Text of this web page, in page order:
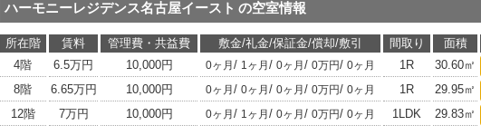
ハーモニーレジデンス名古屋イースト の空室情報
所在階 賃料 管理費・共益費 敷金/礼金/保証金/償却/敷引 間取り 面積
4階
6.5万円 10,000円 0ヶ月 / 1ヶ月 / 0ヶ月 / 0万円/ 0ヶ月 1R 30.60㎡
8階
6.65万円 10,000円 0ヶ月 / 0ヶ月 / 0ヶ月 / 0万円/ 0ヶ月 1R 29.95㎡
12階
7万円 10,000円 0ヶ月 / 1ヶ月 / 0ヶ月 / 0万円/ 0ヶ月 1LDK 29.83㎡